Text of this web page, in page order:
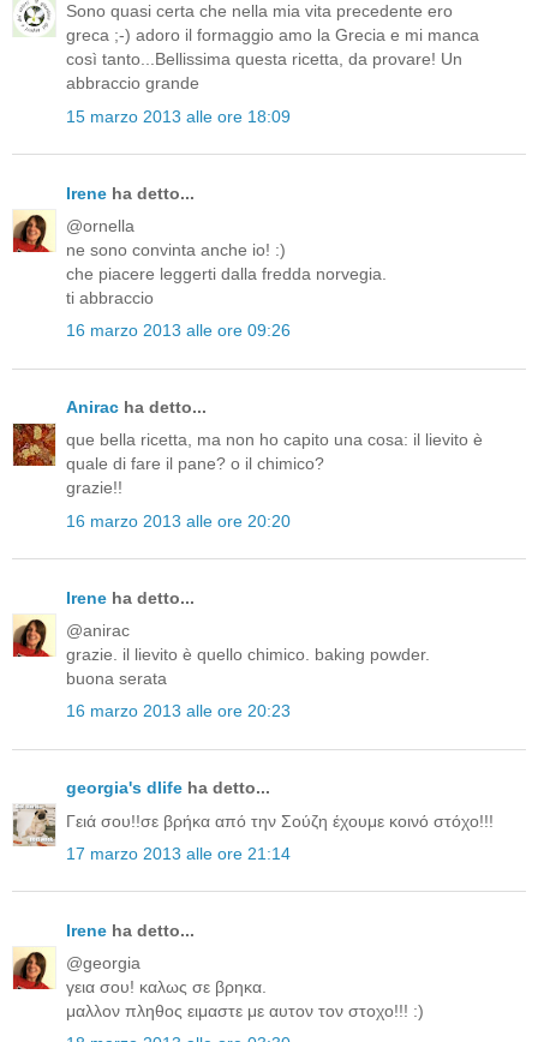
Sono quasi certa che nella mia vita precedente ero
greca ;-) adoro il formaggio amo la Grecia e mi manca
così tanto...Bellissima questa ricetta, da provare! Un
abbraccio grande
15 marzo 2013 alle ore 18:09
Irene ha detto...
@ornella
ne sono convinta anche io! :)
che piacere leggerti dalla fredda norvegia.
ti abbraccio
16 marzo 2013 alle ore 09:26
Anirac ha detto...
que bella ricetta, ma non ho capito una cosa: il lievito è
quale di fare il pane? o il chimico?
grazie!!
16 marzo 2013 alle ore 20:20
Irene ha detto...
@anirac
grazie. il lievito è quello chimico. baking powder.
buona serata
16 marzo 2013 alle ore 20:23
georgia's dlife ha detto...
Γειά σου!!σε βρήκα από την Σούζη έχουμε κοινό στόχο!!!
17 marzo 2013 alle ore 21:14
Irene ha detto...
@georgia
γεια σου! καλως σε βρηκα.
μαλλον πληθος ειμαστε με αυτον τον στοχο!!! :)